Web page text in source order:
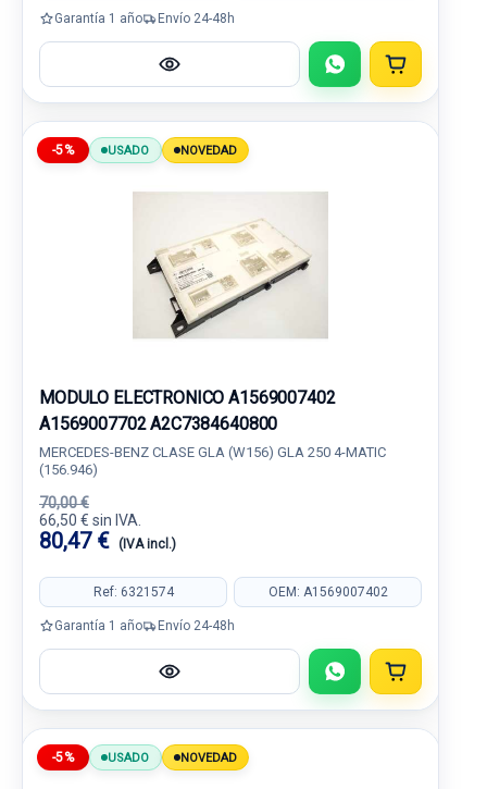
Garantía 1 año Envío 24-48h
-5% USADO NOVEDAD
MODULO ELECTRONICO A1569007402
A1569007702 A2C7384640800
MERCEDES-BENZ CLASE GLA (W156) GLA 250 4-MATIC
(156.946)
70,00 €
66,50 € sin IVA.
80,47 € (IVA incl.)
Ref: 6321574 OEM: A1569007402
Garantía 1 año Envío 24-48h
-5% USADO NOVEDAD